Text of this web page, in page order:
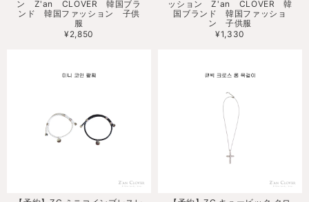
ン Z'an CLOVER 韓国ブラ
ンド 韓国ファッション 子供
服
¥2,850
ッション Z'an CLOVER 韓
国ブランド 韓国ファッショ
ン 子供服
¥1,330